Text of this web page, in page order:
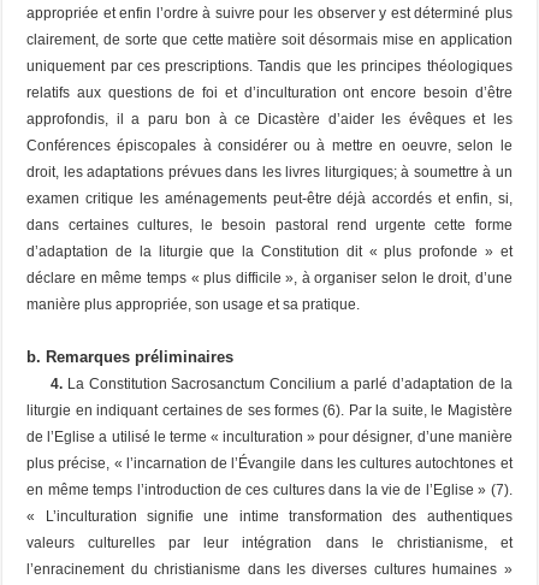
appropriée et enfin l’ordre à suivre pour les observer y est déterminé plus
clairement, de sorte que cette matière soit désormais mise en application
uniquement par ces prescriptions. Tandis que les principes théologiques
relatifs aux questions de foi et d’inculturation ont encore besoin d’être
approfondis, il a paru bon à ce Dicastère d’aider les évêques et les
Conférences épiscopales à considérer ou à mettre en oeuvre, selon le
droit, les adaptations prévues dans les livres liturgiques; à soumettre à un
examen critique les aménagements peut-être déjà accordés et enfin, si,
dans certaines cultures, le besoin pastoral rend urgente cette forme
d’adaptation de la liturgie que la Constitution dit « plus profonde » et
déclare en même temps « plus difficile », à organiser selon le droit, d’une
manière plus appropriée, son usage et sa pratique.
b. Remarques préliminaires
4. La Constitution Sacrosanctum Concilium a parlé d’adaptation de la
liturgie en indiquant certaines de ses formes (6). Par la suite, le Magistère
de l’Eglise a utilisé le terme « inculturation » pour désigner, d’une manière
plus précise, « l’incarnation de l’Évangile dans les cultures autochtones et
en même temps l’introduction de ces cultures dans la vie de l’Eglise » (7).
« L’inculturation signifie une intime transformation des authentiques
valeurs culturelles par leur intégration dans le christianisme, et
l’enracinement du christianisme dans les diverses cultures humaines »